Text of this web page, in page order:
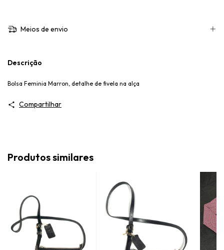
Meios de envio
Descrição
Bolsa Feminia Marron, detalhe de fivela na alça
Compartilhar
Produtos similares